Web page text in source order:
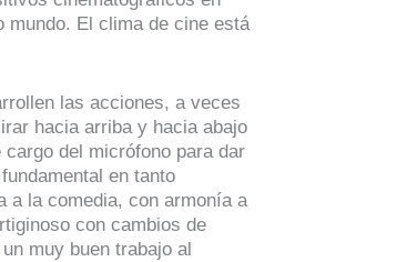
mundo. El clima de cine está
las acciones, a veces
hacia arriba y hacia abajo
del micrófono para dar
en tanto
a la comedia, con armonía a
con cambios de
muy buen trabajo al